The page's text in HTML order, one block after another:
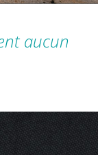
aucun